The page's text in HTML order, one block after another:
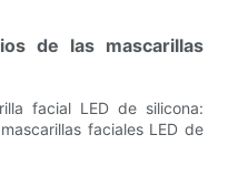
de las mascarillas
facial LED de silicona:
faciales LED de